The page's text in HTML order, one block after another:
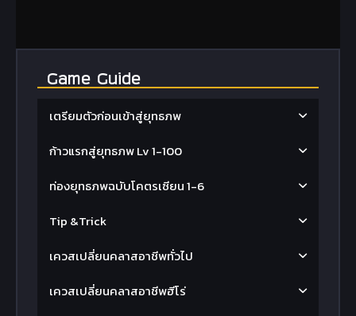
Game Guide
เตรียมตัวก่อนเข้าสู่ยุทธภพ
ก้าวแรกสู่ยุทธภพ Lv 1-100
ท่องยุทธภพฉบับโคตรเซียน 1-6
Tip &Trick
เควสเปลี่ยนคลาสอาชีพทั่วไป
เควสเปลี่ยนคลาสอาชีพฮีโร่